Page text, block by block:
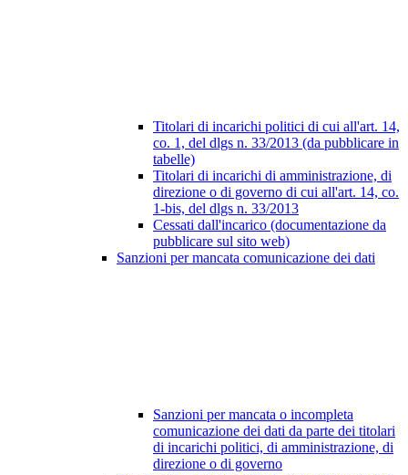
Titolari di incarichi politici di cui all'art. 14,
co. 1, del dlgs n. 33/2013 (da pubblicare in
tabelle)
Titolari di incarichi di amministrazione, di
direzione o di governo di cui all'art. 14, co.
1-bis, del dlgs n. 33/2013
Cessati dall'incarico (documentazione da
pubblicare sul sito web)
Sanzioni per mancata comunicazione dei dati
Sanzioni per mancata o incompleta
comunicazione dei dati da parte dei titolari
di incarichi politici, di amministrazione, di
direzione o di governo